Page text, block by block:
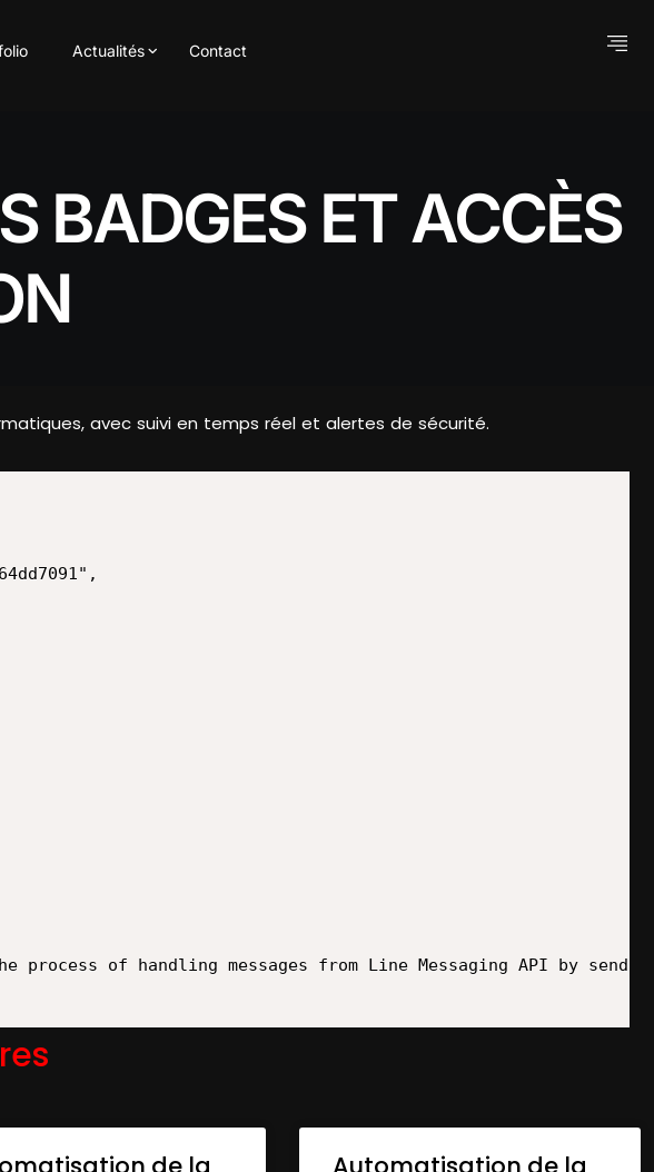
Actualités Contact
BADGES ET ACCÈS
avec suivi en temps réel et alertes de sécurité.
process of handling messages from Line Messaging API by
de la
Automatisation de la